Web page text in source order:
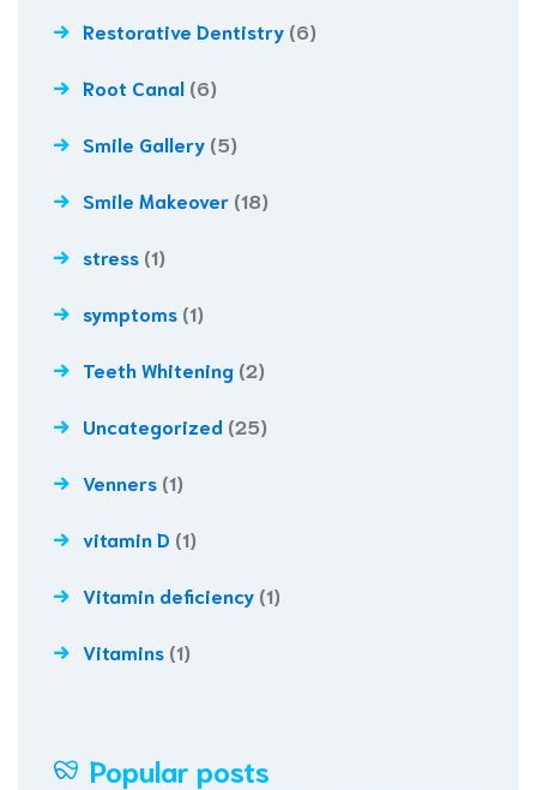
Restorative Dentistry (6)
Root Canal (6)
Smile Gallery (5)
Smile Makeover (18)
stress (1)
symptoms (1)
Teeth Whitening (2)
Uncategorized (25)
Venners (1)
vitamin D (1)
Vitamin deficiency (1)
Vitamins (1)
Popular posts